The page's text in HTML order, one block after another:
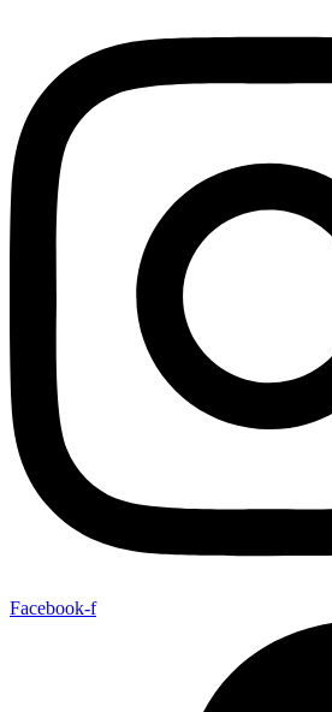
Facebook-f